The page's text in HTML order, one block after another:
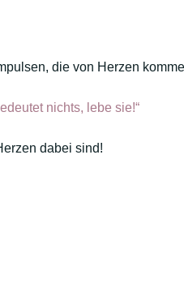
die von Herzen
nichts, lebe sie!“
dabei sind!